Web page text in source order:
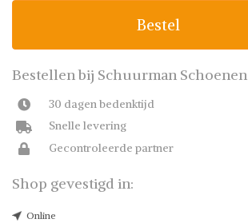
Bestel
Bestellen bij Schuurman Schoenen
30 dagen bedenktijd
Snelle levering
Gecontroleerde partner
Shop gevestigd in:
Online